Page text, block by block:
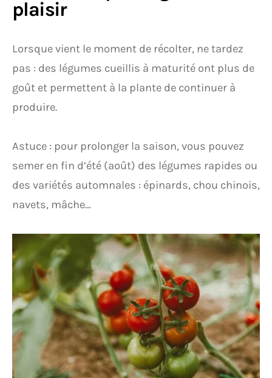
plaisir
Lorsque vient le moment de récolter, ne tardez
pas : des légumes cueillis à maturité ont plus de
goût et permettent à la plante de continuer à
produire.
Astuce : pour prolonger la saison, vous pouvez
semer en fin d’été (août) des légumes rapides ou
des variétés automnales : épinards, chou chinois,
navets, mâche…